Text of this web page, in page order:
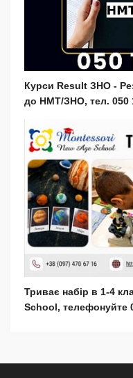
Курси Result ЗНО -
до НМТ/ЗНО, тел. 050
Триває набір в 1-4
School, телефонуйте